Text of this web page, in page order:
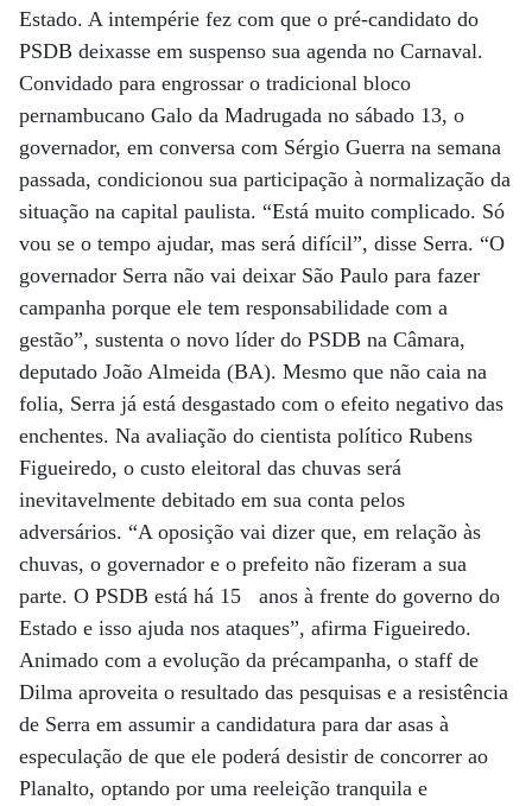
Estado. A intempérie fez com que o pré-candidato do
PSDB deixasse em suspenso sua agenda no Carnaval.
Convidado para engrossar o tradicional bloco
pernambucano Galo da Madrugada no sábado 13, o
governador, em conversa com Sérgio Guerra na semana
passada, condicionou sua participação à normalização da
situação na capital paulista. “Está muito complicado. Só
vou se o tempo ajudar, mas será difícil”, disse Serra. “O
governador Serra não vai deixar São Paulo para fazer
campanha porque ele tem responsabilidade com a
gestão”, sustenta o novo líder do PSDB na Câmara,
deputado João Almeida (BA). Mesmo que não caia na
folia, Serra já está desgastado com o efeito negativo das
enchentes. Na avaliação do cientista político Rubens
Figueiredo, o custo eleitoral das chuvas será
inevitavelmente debitado em sua conta pelos
adversários. “A oposição vai dizer que, em relação às
chuvas, o governador e o prefeito não fizeram a sua
parte. O PSDB está há 15 anos à frente do governo do
Estado e isso ajuda nos ataques”, afirma Figueiredo.
Animado com a evolução da précampanha, o staff de
Dilma aproveita o resultado das pesquisas e a resistência
de Serra em assumir a candidatura para dar asas à
especulação de que ele poderá desistir de concorrer ao
Planalto, optando por uma reeleição tranquila e